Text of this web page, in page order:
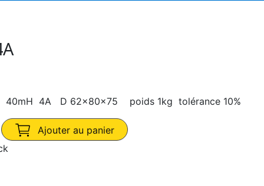
40mH 4A D 62x80x75 poids 1kg tolérance 10%
Ajouter au panier